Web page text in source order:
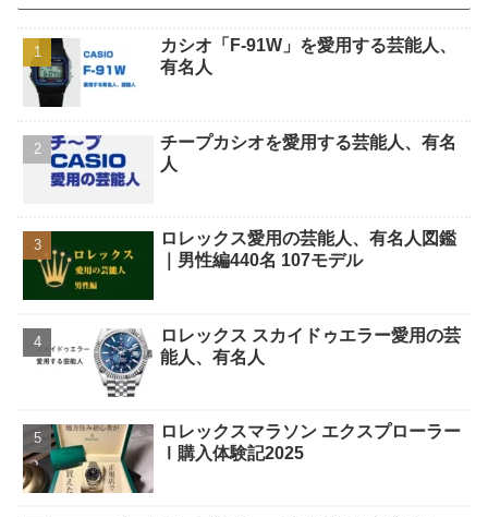
カシオ「F-91W」を愛用する芸能人、
有名人
チープカシオを愛用する芸能人、有名
人
ロレックス愛用の芸能人、有名人図鑑
｜男性編440名 107モデル
ロレックス スカイドゥエラー愛用の芸
能人、有名人
ロレックスマラソン エクスプローラー
Ⅰ購入体験記2025